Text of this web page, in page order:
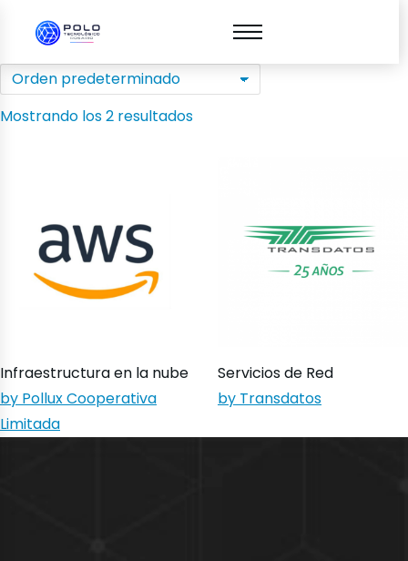
Mostrando los 2 resultados
Infraestructura en la nube
by Pollux Cooperativa
Limitada
Servicios de Red
by Transdatos